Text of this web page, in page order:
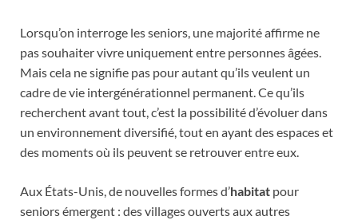
Lorsqu’on interroge les seniors, une majorité affirme ne
pas souhaiter vivre uniquement entre personnes âgées.
Mais cela ne signifie pas pour autant qu’ils veulent un
cadre de vie intergénérationnel permanent. Ce qu’ils
recherchent avant tout, c’est la possibilité d’évoluer dans
un environnement diversifié, tout en ayant des espaces et
des moments où ils peuvent se retrouver entre eux.
Aux États-Unis, de nouvelles formes d’habitat pour
seniors émergent : des villages ouverts aux autres